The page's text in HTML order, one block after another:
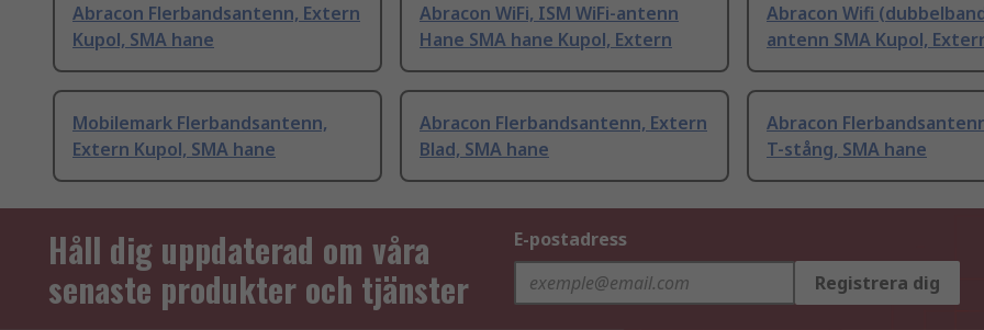
Abracon Flerbandsantenn, Extern
Kupol, SMA hane
Abracon WiFi, ISM WiFi-antenn
Hane SMA hane Kupol, Extern
Abracon Wifi
antenn SMA Kupol,
Mobilemark Flerbandsantenn,
Extern Kupol, SMA hane
Abracon Flerbandsantenn, Extern
Blad, SMA hane
Abracon
T-stång, SMA hane
Håll dig uppdaterad om våra
senaste produkter och tjänster
E-postadress
Registrera dig